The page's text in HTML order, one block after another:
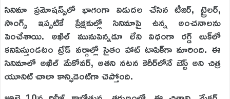
సినిమా ప్రమోషన్స్‌లో భాగంగా విడుదల చేసిన టీజర్, ట్రైలర్,
సాంగ్స్ ఇప్పటికే ప్రేక్షకుల్లో సినిమాపై ఉన్న అంచనాలను
పెంచేశాయి. అఖిల్ మునుపెన్నడూ లేని విధంగా రగ్డ్ లుక్‌లో
కనిపిస్తుండటం ట్రేడ్ వర్గాల్లో సైతం హాట్ టాపిక్‌గా మారింది. ఈ
సినిమాలో అఖిల్ మేకోవర్, అతని నటన కెరీర్‌లోనే బెస్ట్ అని చిత్ర
యూనిట్ చాలా కాన్ఫిడెంట్‌గా చెప్తోంది.